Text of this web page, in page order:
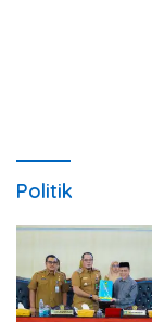
Politik